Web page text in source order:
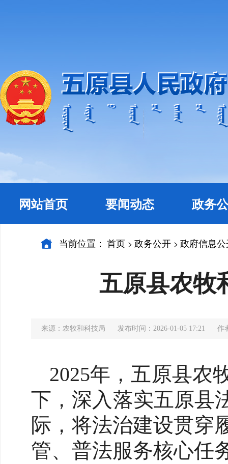
网站首页 要闻动态 政务
当前位置： 首页 > 政务公开 > 政府信息
五原县农牧
来源：农牧和科技局 发布时间：2026-01-05 17:21 作
2025年，五原县农
下，深入落实五原县
际，将法治建设贯穿
管、普法服务核心任